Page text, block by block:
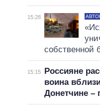
15:28
собственной
15:15
Россияне
воина
Донетчине –